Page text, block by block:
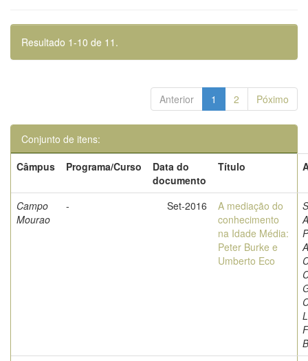
Resultado 1-10 de 11.
Anterior 1 2 Póximo
Conjunto de itens:
Câmpus
Programa/Curso
Data do
documento
Título
Campo
Mourao
- Set-2016
A mediação do
conhecimento
na Idade Média:
Peter Burke e
Umberto Eco